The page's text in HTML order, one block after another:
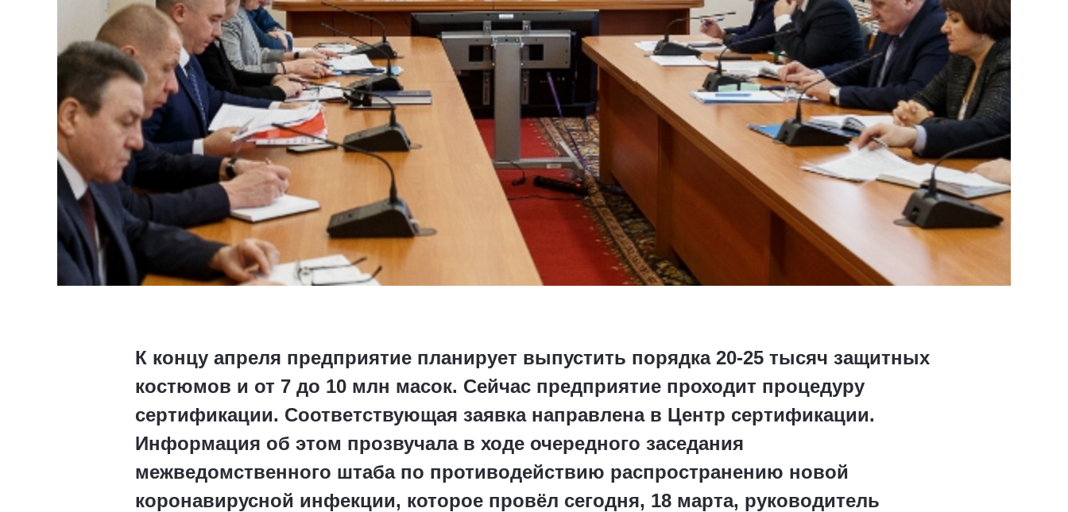
К концу апреля предприятие планирует выпустить порядка 20-25 тысяч защитных
костюмов и от 7 до 10 млн масок. Сейчас предприятие проходит процедуру
сертификации. Соответствующая заявка направлена в Центр сертификации.
Информация об этом прозвучала в ходе очередного заседания
межведомственного штаба по противодействию распространению новой
коронавирусной инфекции, которое провёл сегодня, 18 марта, руководитель